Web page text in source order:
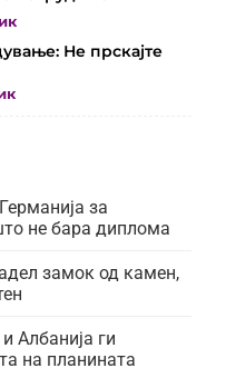
Не прскајте
за
не бара диплома
замок од камен,
Албанија ги
на планината